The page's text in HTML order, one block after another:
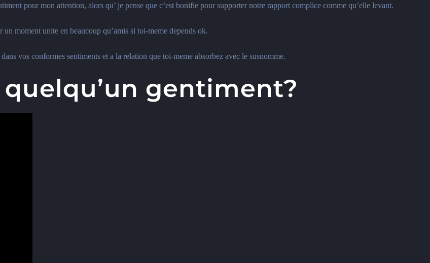
pour mon attention, alors qu’ je pense que c’est bonifie pour supporter notre rapport complice comme qu’elle levant.
moment unite en beaucoup qu’amis si toi-meme depends ok.
vos conformes sentiments et a la relation que toi-meme absorbez avec le susnomme.
gentiment?